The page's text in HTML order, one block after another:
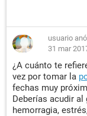
usuario
31 mar
¿A cuánto te
vez por tomar la
fechas muy
Deberías acudir
hemorragia,